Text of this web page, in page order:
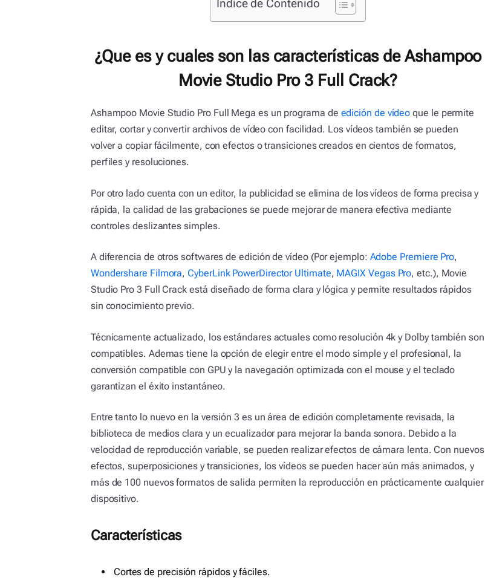
Índice de Contenido
¿Que es y cuales son las características de Ashampoo
Movie Studio Pro 3 Full Crack?
Ashampoo Movie Studio Pro Full Mega es un programa de edición de vídeo que le permite
editar, cortar y convertir archivos de vídeo con facilidad. Los vídeos también se pueden
volver a copiar fácilmente, con efectos o transiciones creados en cientos de formatos,
perfiles y resoluciones.
Por otro lado cuenta con un editor, la publicidad se elimina de los vídeos de forma precisa y
rápida, la calidad de las grabaciones se puede mejorar de manera efectiva mediante
controles deslizantes simples.
A diferencia de otros softwares de edición de vídeo (Por ejemplo: Adobe Premiere Pro,
Wondershare Filmora, CyberLink PowerDirector Ultimate, MAGIX Vegas Pro, etc.), Movie
Studio Pro 3 Full Crack está diseñado de forma clara y lógica y permite resultados rápidos
sin conocimiento previo.
Técnicamente actualizado, los estándares actuales como resolución 4k y Dolby también son
compatibles. Ademas tiene la opción de elegir entre el modo simple y el profesional, la
conversión compatible con GPU y la navegación optimizada con el mouse y el teclado
garantizan el éxito instantáneo.
Entre tanto lo nuevo en la versión 3 es un área de edición completamente revisada, la
biblioteca de medios clara y un ecualizador para mejorar la banda sonora. Debido a la
velocidad de reproducción variable, se pueden realizar efectos de cámara lenta. Con nuevos
efectos, superposiciones y transiciones, los vídeos se pueden hacer aún más animados, y
más de 100 nuevos formatos de salida permiten la reproducción en prácticamente cualquier
dispositivo.
Características
Cortes de precisión rápidos y fáciles.